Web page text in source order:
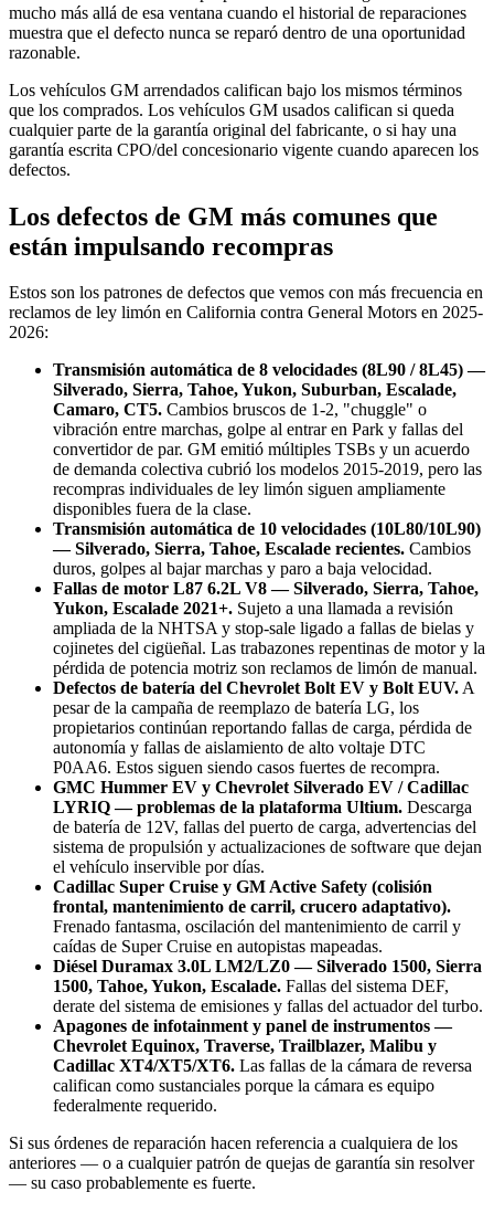
mucho más allá de esa ventana cuando el historial de reparaciones
muestra que el defecto nunca se reparó dentro de una oportunidad
razonable.
Los vehículos GM arrendados califican bajo los mismos términos
que los comprados. Los vehículos GM usados califican si queda
cualquier parte de la garantía original del fabricante, o si hay una
garantía escrita CPO/del concesionario vigente cuando aparecen los
defectos.
Los defectos de GM más comunes que
están impulsando recompras
Estos son los patrones de defectos que vemos con más frecuencia en
reclamos de ley limón en California contra General Motors en 2025-
2026:
Transmisión automática de 8 velocidades (8L90 / 8L45) —
Silverado, Sierra, Tahoe, Yukon, Suburban, Escalade,
Camaro, CT5. Cambios bruscos de 1-2, "chuggle" o
vibración entre marchas, golpe al entrar en Park y fallas del
convertidor de par. GM emitió múltiples TSBs y un acuerdo
de demanda colectiva cubrió los modelos 2015-2019, pero las
recompras individuales de ley limón siguen ampliamente
disponibles fuera de la clase.
Transmisión automática de 10 velocidades (10L80/10L90)
— Silverado, Sierra, Tahoe, Escalade recientes. Cambios
duros, golpes al bajar marchas y paro a baja velocidad.
Fallas de motor L87 6.2L V8 — Silverado, Sierra, Tahoe,
Yukon, Escalade 2021+. Sujeto a una llamada a revisión
ampliada de la NHTSA y stop-sale ligado a fallas de bielas y
cojinetes del cigüeñal. Las trabazones repentinas de motor y la
pérdida de potencia motriz son reclamos de limón de manual.
Defectos de batería del Chevrolet Bolt EV y Bolt EUV.A
pesar de la campaña de reemplazo de batería LG, los
propietarios continúan reportando fallas de carga, pérdida de
autonomía y fallas de aislamiento de alto voltaje DTC
P0AA6. Estos siguen siendo casos fuertes de recompra.
GMC Hummer EV y Chevrolet Silverado EV / Cadillac
LYRIQ — problemas de la plataforma Ultium. Descarga
de batería de 12V, fallas del puerto de carga, advertencias del
sistema de propulsión y actualizaciones de software que dejan
el vehículo inservible por días.
Cadillac Super Cruise y GM Active Safety (colisión
frontal, mantenimiento de carril, crucero adaptativo).
Frenado fantasma, oscilación del mantenimiento de carril y
caídas de Super Cruise en autopistas mapeadas.
Diésel Duramax 3.0L LM2/LZ0 — Silverado 1500, Sierra
1500, Tahoe, Yukon, Escalade. Fallas del sistema DEF,
derate del sistema de emisiones y fallas del actuador del turbo.
Apagones de infotainment y panel de instrumentos —
Chevrolet Equinox, Traverse, Trailblazer, Malibu y
Cadillac XT4/XT5/XT6. Las fallas de la cámara de reversa
califican como sustanciales porque la cámara es equipo
federalmente requerido.
Si sus órdenes de reparación hacen referencia a cualquiera de los
anteriores — o a cualquier patrón de quejas de garantía sin resolver
— su caso probablemente es fuerte.